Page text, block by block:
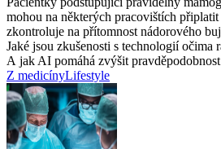
mohou na některých pracovištích
zkontroluje na přítomnost nádorového
Jaké jsou zkušenosti s technologií očima
A jak AI pomáhá zvýšit
Z medicínyLifestyle